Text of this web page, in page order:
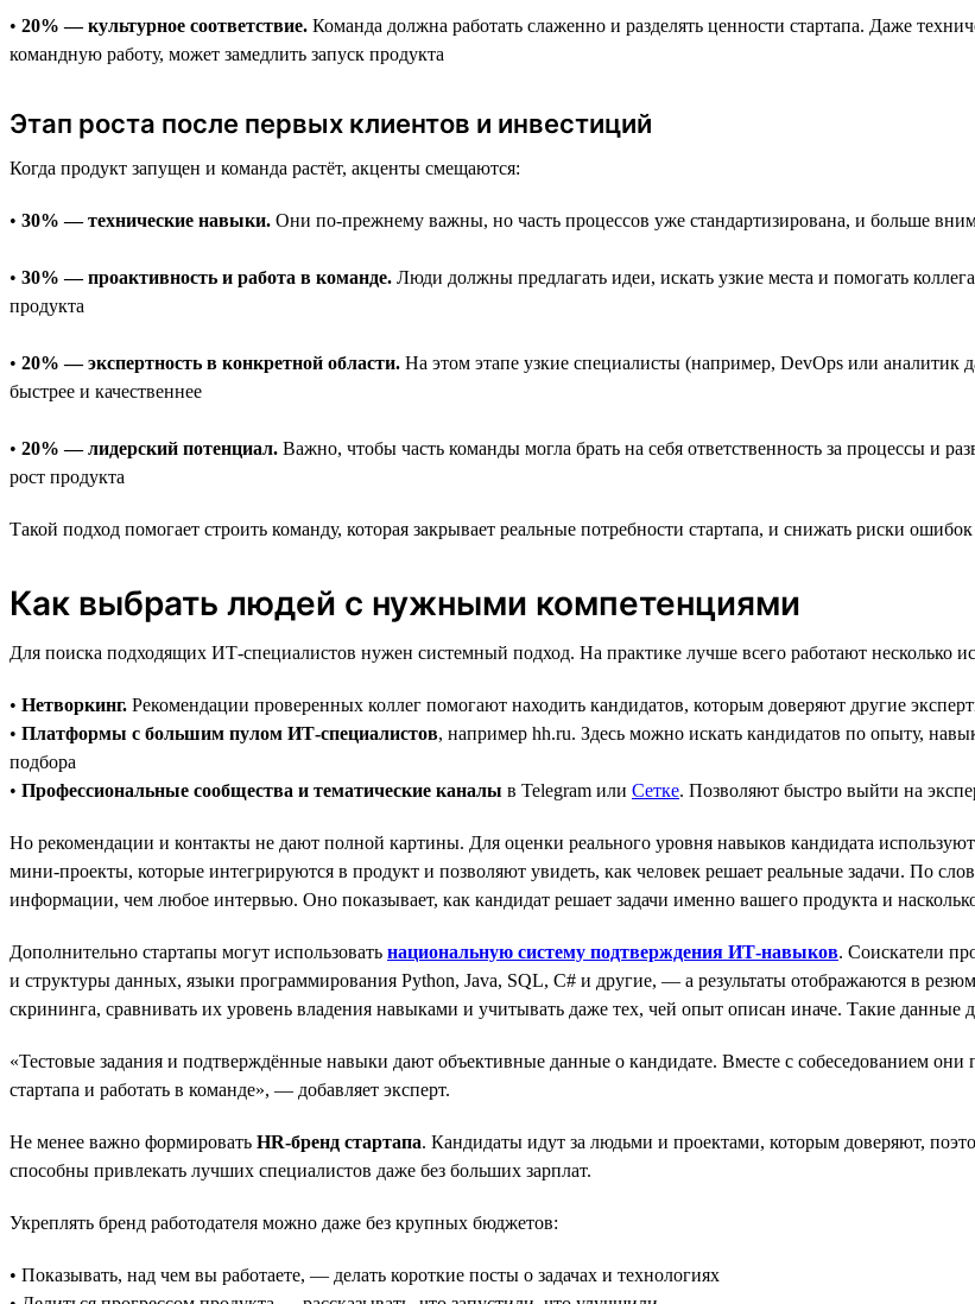
• 20% — культурное соответствие. Команда должна работать слаженно и разделять ценности стартапа. Даже
командную работу, может замедлить запуск продукта
Этап роста после первых клиентов и инвестиций
Когда продукт запущен и команда растёт, акценты смещаются:
• 30% — технические навыки. Они по-прежнему важны, но часть процессов уже стандартизирована, и больше
• 30% — проактивность и работа в команде. Люди должны предлагать идеи, искать узкие места и помогать
продукта
• 20% — экспертность в конкретной области. На этом этапе узкие специалисты (например, DevOps или
быстрее и качественнее
• 20% — лидерский потенциал. Важно, чтобы часть команды могла брать на себя ответственность за процессы и
рост продукта
Такой подход помогает строить команду, которая закрывает реальные потребности стартапа, и снижать риски ошибок
Как выбрать людей с нужными компетенциями
Для поиска подходящих ИТ-специалистов нужен системный подход. На практике лучше всего работают несколько
• Нетворкинг. Рекомендации проверенных коллег помогают находить кандидатов, которым доверяют другие
• Платформы с большим пулом ИТ-специалистов, например hh.ru. Здесь можно искать кандидатов по опыту,
подбора
• Профессиональные сообщества и тематические каналы в Telegram или Сетке. Позволяют быстро выйти на
Но рекомендации и контакты не дают полной картины. Для оценки реального уровня навыков кандидата используют
мини-проекты, которые интегрируются в продукт и позволяют увидеть, как человек решает реальные задачи. По
информации, чем любое интервью. Оно показывает, как кандидат решает задачи именно вашего продукта и
Дополнительно стартапы могут использовать национальную систему подтверждения ИТ-навыков. Соискатели
и структуры данных, языки программирования Python, Java, SQL, C# и другие, — а результаты отображаются в
скрининга, сравнивать их уровень владения навыками и учитывать даже тех, чей опыт описан иначе. Такие
«Тестовые задания и подтверждённые навыки дают объективные данные о кандидате. Вместе с собеседованием они
стартапа и работать в команде», — добавляет эксперт.
Не менее важно формировать HR-бренд стартапа. Кандидаты идут за людьми и проектами, которым доверяют,
способны привлекать лучших специалистов даже без больших зарплат.
Укреплять бренд работодателя можно даже без крупных бюджетов:
• Показывать, над чем вы работаете, — делать короткие посты о задачах и технологиях